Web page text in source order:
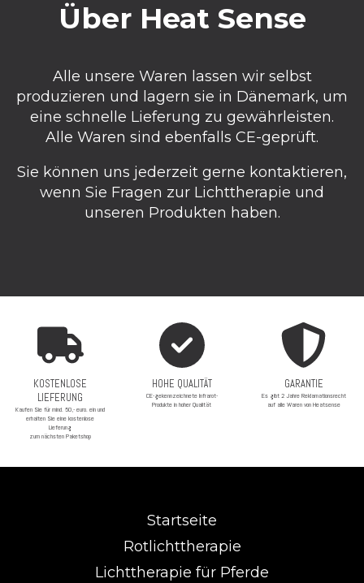
Über Heat Sense
Alle unsere Waren lassen wir selbst
produzieren und lagern sie in Dänemark, um
eine schnelle Lieferung zu gewährleisten.
Alle Waren sind ebenfalls CE-geprüft.
Sie können uns jederzeit gerne kontaktieren,
wenn Sie Fragen zur Lichttherapie und
unseren Produkten haben.
KOSTENLOSE
LIEFERUNG
Kaufen Sie für mind. 50,- euro. ein und
erhalten Sie eine kostenlose
Lieferung
zum nächsten Paketshop
HOHE QUALITÄT
CE-gekennzeichnete Infrarot-
Produkte in hoher Qualität
GARANTIE
Es gibt 2 Jahre Reklamationsrecht
auf alle Waren von Heatsense
Startseite
Rotlichttherapie
Lichttherapie für Pferde